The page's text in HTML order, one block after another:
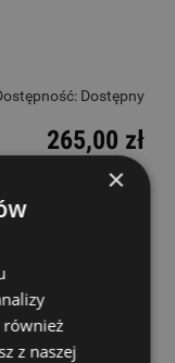
Dostępny
265,00 zł
Dostępność:
×
również
z naszej